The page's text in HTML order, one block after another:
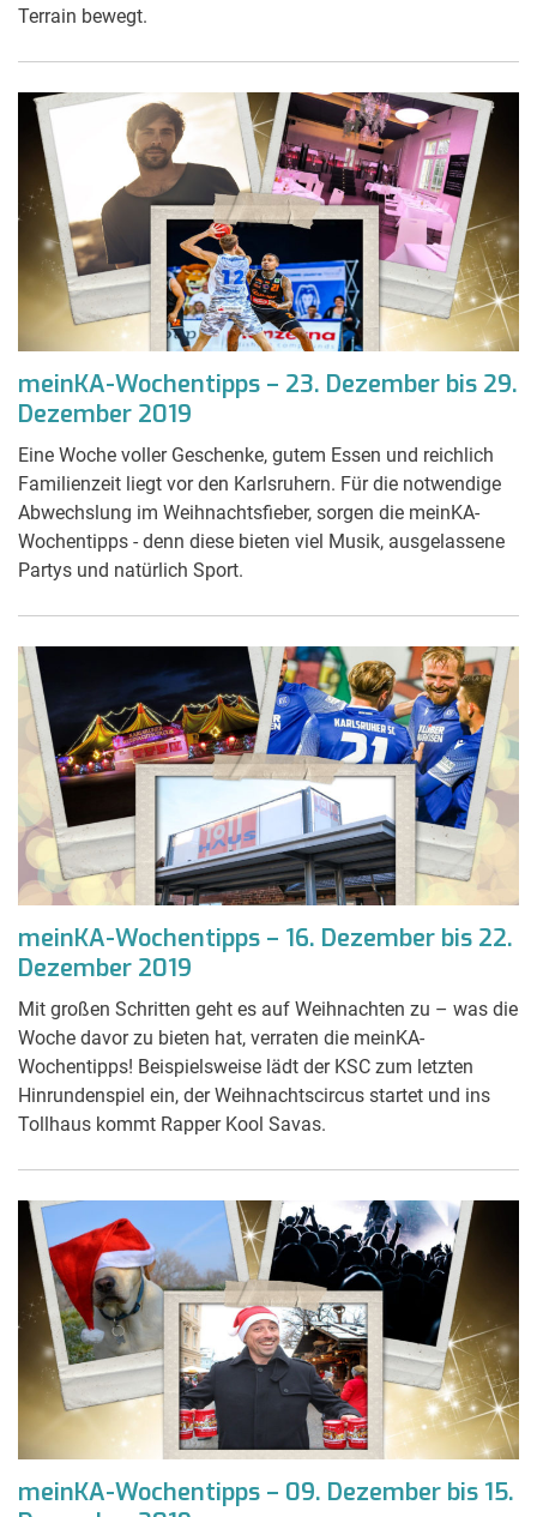
Terrain bewegt.
meinKA-Wochentipps – 23. Dezember bis 29.
Dezember 2019
Eine Woche voller Geschenke, gutem Essen und reichlich
Familienzeit liegt vor den Karlsruhern. Für die notwendige
Abwechslung im Weihnachtsfieber, sorgen die meinKA-
Wochentipps - denn diese bieten viel Musik, ausgelassene
Partys und natürlich Sport.
meinKA-Wochentipps – 16. Dezember bis 22.
Dezember 2019
Mit großen Schritten geht es auf Weihnachten zu – was die
Woche davor zu bieten hat, verraten die meinKA-
Wochentipps! Beispielsweise lädt der KSC zum letzten
Hinrundenspiel ein, der Weihnachtscircus startet und ins
Tollhaus kommt Rapper Kool Savas.
meinKA-Wochentipps – 09. Dezember bis 15.